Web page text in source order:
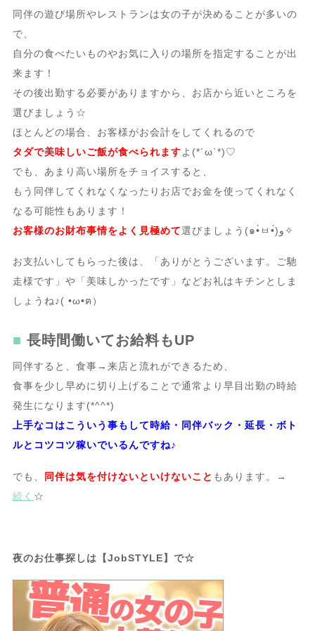
同伴の遊び場所やレストランは女の子が決めることが多いの
で、
自分の食べたいものやお気に入りの場所を指定することが出
来ます！
その後出勤する必要がありますから、お店から近いところを
選びましょう☆
ほとんどの場合、お客様がお会計をしてくれるので
タダで美味しいご飯が食べられますよ(*´ω`*)♡
でも、あまり高い場所をチョイスすると、
もう同伴してくれなくなったりお店でお金を使ってくれなく
なる可能性もあります！
お客様のお財布事情をよく見極めて
選びましょう(๑•̀ㅂ•́)و✧
お支払いしてもらった後は、「ありがとうございます。ご馳
走様です」や「美味しかったです」などお礼はキチンとしま
しょうね♪( •ω•ฅ）
長時間働いてお給料もUP
同伴すると、食事→来店と流れができるため、
食事を少し早めに切り上げることで通常より早目出勤の時給
発生になります(*^^*)
上手なコはこういう事もして時給・同伴バック・延長・ボト
ルと コツコツ稼いでいるんですね♪
でも、 同伴は気を付けないといけないこと もあります。→
続く ☆
夜のお仕事探しは【JobSTYLE】で☆